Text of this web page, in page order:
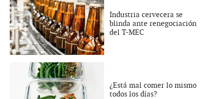
Industria cervecera se
blinda ante renegociación
del T-MEC
¿Está mal comer lo mismo
todos los días?